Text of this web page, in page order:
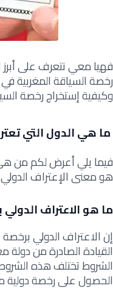
فهيا معي نتعرف على
رخصة السياقة المغربية
وكيفية إستخراجرخصة
ما هي الدول التي
فيما يلي أعرض لكم من هي
هو معنى الإعتراف
ما هو الاعتراف
إن الاعتراف الدولي
القيادة الصادرة من
الشروط تختلف هذه
الحصول على رخصة دولية